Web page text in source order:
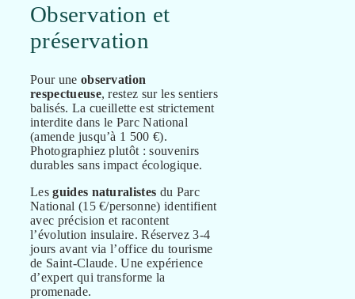
Observation et
préservation
Pour une observation
respectueuse, restez sur les sentiers
balisés. La cueillette est strictement
interdite dans le Parc National
(amende jusqu’à 1 500 €).
Photographiez plutôt : souvenirs
durables sans impact écologique.
Lesguides naturalistes du Parc
National (15 €/personne) identifient
avec précision et racontent
l’évolution insulaire. Réservez 3-4
jours avant via l’office du tourisme
de Saint-Claude. Une expérience
d’expert qui transforme la
promenade.